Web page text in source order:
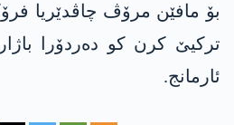
بۆ مافێن مرۆڤ چاڤدێریا
ترکیێ کرن کو دەردۆرا
ئارمانج.